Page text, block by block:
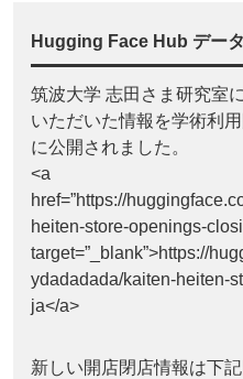
Hugging Face Hub デー
筑波大学 志田さま研究室
いただいた情報を学術利
に公開されました。
<a
href=”https://
heiten-store-openings-
target=”_blank”>https://
ydadadada/kaiten-heiten-
ja</a>
新しい開店閉店情報は下